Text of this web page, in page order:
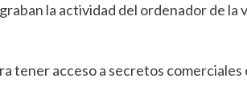
la actividad del ordenador de la
tener acceso a secretos